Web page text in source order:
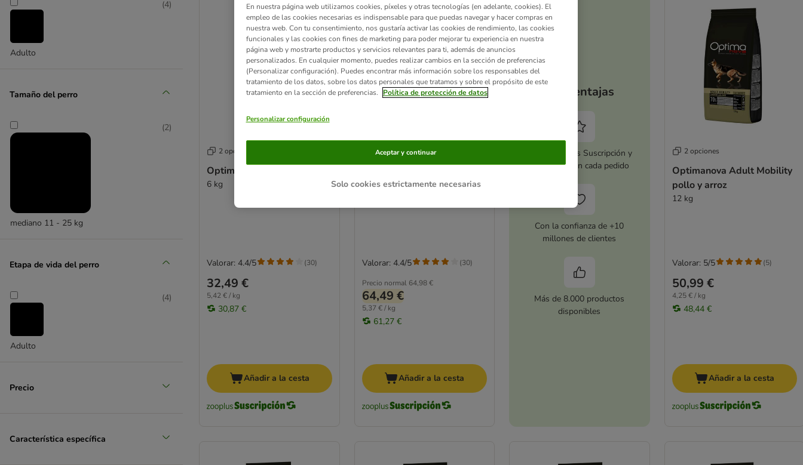
Adulto
(4)
Tamaño del perro
mediano 11 - 25 kg
(2)
Etapa de vida del perro
Adulto
(4)
Precio
Característica específica
2 opciones
Optimanova Sterilised
6 kg
32,49 €
5,42 € / kg
30,87 €
Valorar: 4.4/5 (30)
Añadir a la cesta
2 opciones
2 x 6 kg - Pack Ahorro
Precio normal 64,98 €
64,49 €
5,37 € / kg
61,27 €
Valorar: 4.4/5 (30)
Añadir a la cesta
Tus ventajas
Activa zooplus Suscripción y
ahorra 5 % en cada pedido
Con la confianza de +10
millones de clientes
Más de 8.000 productos
disponibles
2 opciones
Optimanova Adult Mobility
pollo y arroz
12 kg
50,99 €
4,25 € / kg
48,44 €
Valorar: 5/5 (5)
Añadir a la cesta
En nuestra página web utilizamos cookies, píxeles y otras tecnologías (en adelante, cookies). El
empleo de las cookies necesarias es indispensable para que puedas navegar y hacer compras en
nuestra web. Con tu consentimiento, nos gustaría activar las cookies de rendimiento, las cookies
funcionales y las cookies con fines de marketing para poder mejorar tu experiencia en nuestra
página web y mostrarte productos y servicios relevantes para ti, además de anuncios
personalizados. En cualquier momento, puedes realizar cambios en la sección de preferencias
(Personalizar configuración). Puedes encontrar más información sobre los responsables del
tratamiento de los datos, sobre los datos personales que tratamos y sobre el propósito de este
tratamiento en la sección de preferencias.
Política de protección de datos
Personalizar configuración
Solo cookies estrictamente necesarias
Aceptar y continuar